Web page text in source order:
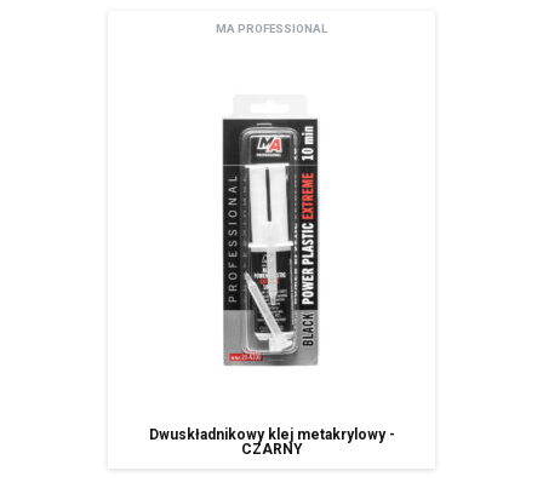
MA PROFESSIONAL
Dwuskładnikowy klej metakrylowy -
CZARNY